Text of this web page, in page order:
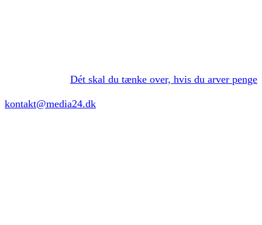
Dét skal du tænke over, hvis du arver penge
kontakt@media24.dk